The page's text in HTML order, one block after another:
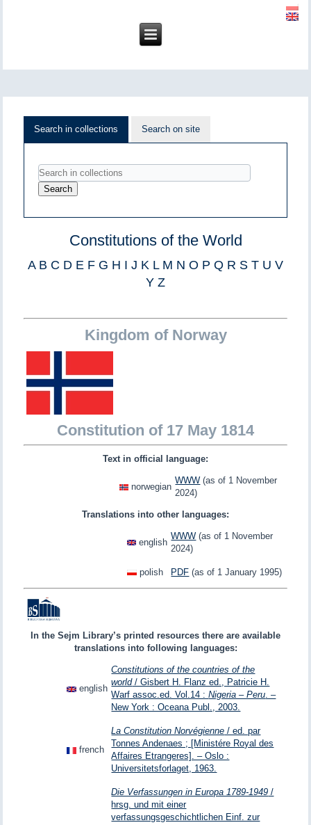
Search in collections Search on site
Constitutions of the World
A B C D E F G H I J K L M N O P Q R S T U V
Y Z
Kingdom of Norway
Constitution of 17 May 1814
Text in official language:
norwegian
WWW (as of 1 November
2024)
Translations into other languages:
english
WWW (as of 1 November
2024)
polish PDF (as of 1 January 1995)
In the Sejm Library’s printed resources there are available
translations into following languages:
english
Constitutions of the countries of the
world/ Gisbert H. Flanz ed., Patricie H.
Warf assoc.ed. Vol.14 :Nigeria – Peru. –
New York : Oceana Publ., 2003.
french
La Constitution Norvégienne / ed. par
Tonnes Andenaes ; [Ministére Royal des
Affaires Etrangeres]. – Oslo :
Universitetsforlaget, 1963.
Die Verfassungen in Europa 1789-1949 /
hrsg. und mit einer
verfassungsgeschichtlichen Einf. zur